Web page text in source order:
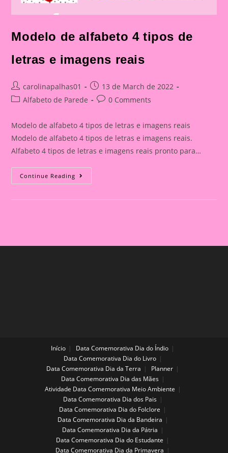
Modelo de alfabeto 4 tipos de
letras e imagens reais
Post
author:
carolinapalhas01
Post
published:
13 de March de 2022
PostAlfabeto de Parede
Post0 Comments
Modelo de alfabeto 4 tipos de letras e imagens reais
Modelo de alfabeto 4 tipos de letras e imagens reais.
Alfabeto 4 tipos de letras e imagens reais pronto para…
Continue Reading Modelo
De
4
Início
Data Comemorativa Dia do Índio
Data Comemorativa Dia do Livro
Data Comemorativa Dia da Terra
Planner
Data Comemorativa Dia das Mães
Atividade Data Comemorativa Meio Ambiente
Data Comemorativa Dia dos Pais
Data Comemorativa Dia do Folclore
Data Comemorativa Dia da Bandeira
Data Comemorativa Dia da Pátria
Data Comemorativa Dia do Estudante
Data Comemorativa Dia da Primavera